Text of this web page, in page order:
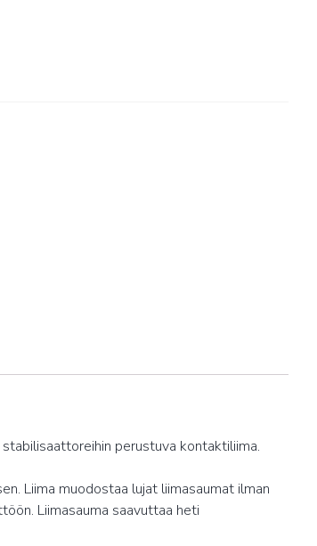
perustuva kontaktiliima.
Liima muodostaa lujat liimasaumat ilman
Liimasauma saavuttaa heti